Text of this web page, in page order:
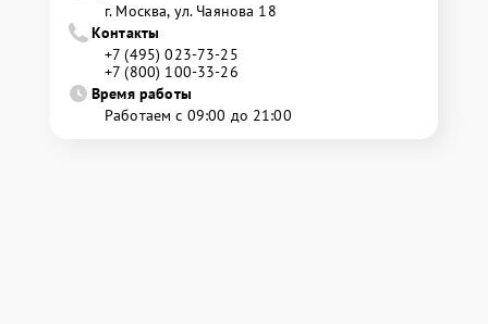
г. Москва, ул. Чаянова 18
Контакты
+7 (495) 023-73-25
+7 (800) 100-33-26
Время работы
Работаем с 09:00 до 21:00